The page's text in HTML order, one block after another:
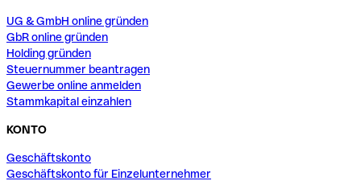
UG & GmbH online gründen
GbR online gründen
Holding gründen
Steuernummer beantragen
Gewerbe online anmelden
Stammkapital einzahlen
KONTO
Geschäftskonto
Geschäftskonto für Einzelunternehmer